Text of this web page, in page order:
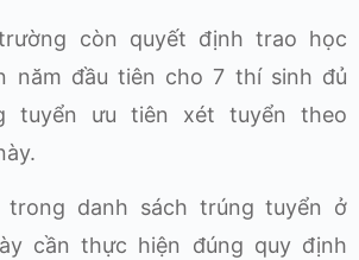
còn quyết định trao học
năm đầu tiên cho 7 thí sinh đủ
tuyển ưu tiên xét tuyển theo
trong danh sách trúng tuyển ở
cần thực hiện đúng quy định